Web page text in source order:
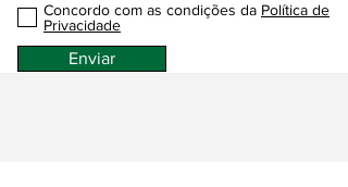
Concordo com as condições da Política de
Privacidade
Enviar